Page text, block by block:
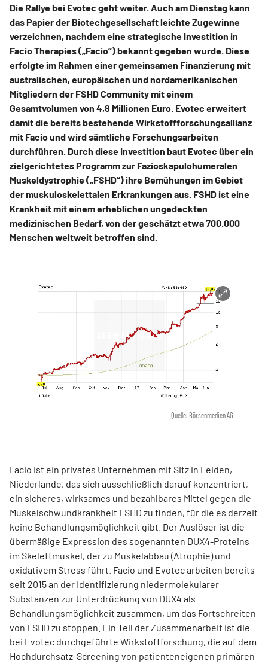
Die Rallye bei Evotec geht weiter. Auch am Dienstag kann
das Papier der Biotechgesellschaft leichte Zugewinne
verzeichnen, nachdem eine strategische Investition in
Facio Therapies („Facio“) bekannt gegeben wurde. Diese
erfolgte im Rahmen einer gemeinsamen Finanzierung mit
australischen, europäischen und nordamerikanischen
Mitgliedern der FSHD Community mit einem
Gesamtvolumen von 4,8 Millionen Euro. Evotec erweitert
damit die bereits bestehende Wirkstoffforschungsallianz
mit Facio und wird sämtliche Forschungsarbeiten
durchführen. Durch diese Investition baut Evotec über ein
zielgerichtetes Programm zur Fazioskapulohumeralen
Muskeldystrophie („FSHD“) ihre Bemühungen im Gebiet
der muskuloskelettalen Erkrankungen aus. FSHD ist eine
Krankheit mit einem erheblichen ungedeckten
medizinischen Bedarf, von der geschätzt etwa 700.000
Menschen weltweit betroffen sind.
Quelle: Börsenmedien AG
Facio ist ein privates Unternehmen mit Sitz in Leiden,
Niederlande, das sich ausschließlich darauf konzentriert,
ein sicheres, wirksames und bezahlbares Mittel gegen die
Muskelschwundkrankheit FSHD zu finden, für die es derzeit
keine Behandlungsmöglichkeit gibt. Der Auslöser ist die
übermäßige Expression des sogenannten DUX4-Proteins
im Skelettmuskel, der zu Muskelabbau (Atrophie) und
oxidativem Stress führt. Facio und Evotec arbeiten bereits
seit 2015 an der Identifizierung niedermolekularer
Substanzen zur Unterdrückung von DUX4 als
Behandlungsmöglichkeit zusammen, um das Fortschreiten
von FSHD zu stoppen. Ein Teil der Zusammenarbeit ist die
bei Evotec durchgeführte Wirkstoffforschung, die auf dem
Hochdurchsatz-Screening von patienteneigenen primären